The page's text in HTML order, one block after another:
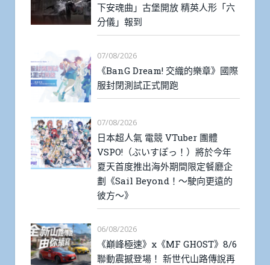
下安魂曲」古堡開放 精英人形「六
分儀」報到
07/08/2026
《BanG Dream! 交織的樂章》國際
服封閉測試正式開跑
07/08/2026
日本超人氣 電競 VTuber 團體
VSPO!（ぶいすぽっ！）將於今年
夏天首度推出海外期間限定餐廳企
劃《Sail Beyond！～駛向更遠的
彼方～》
06/08/2026
《巔峰極速》x《MF GHOST》8/6
聯動震撼登場！ 新世代山路傳說再